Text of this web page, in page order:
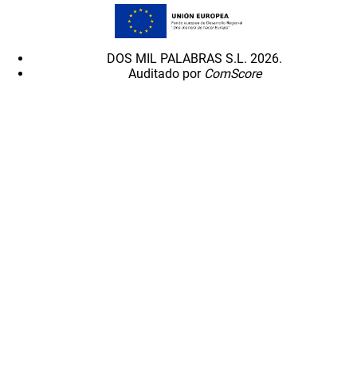
DOS MIL PALABRAS S.L. 2026.
Auditado por ComScore